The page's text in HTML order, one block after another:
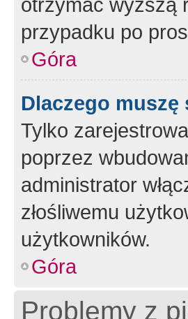
przypadku po
Góra
Dlaczego
Tylko
poprzez
administrator
złośliwemu
użytkowników.
Góra
Problemy z